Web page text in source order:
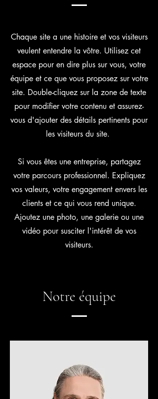
Chaque site a une histoire et vos visiteurs
veulent entendre la vôtre. Utilisez cet
espace pour en dire plus sur vous, votre
équipe et ce que vous proposez sur votre
site. Double-cliquez sur la zone de texte
pour modifier votre contenu et assurez-
vous d'ajouter des détails pertinents pour
les visiteurs du site. ​
Si vous êtes une entreprise, partagez
votre parcours professionnel. Expliquez
vos valeurs, votre engagement envers les
clients et ce qui vous rend unique.
Ajoutez une photo, une galerie ou une
vidéo pour susciter l'intérêt de vos
visiteurs.
Notre équipe